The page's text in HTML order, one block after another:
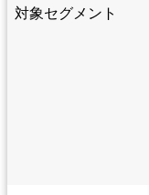
対象セグメント